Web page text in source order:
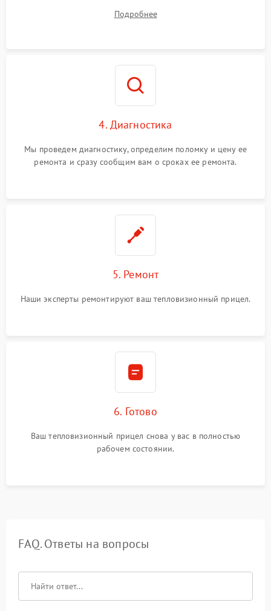
Подробнее
4. Диагностика
Мы проведем диагностику, определим поломку и цену ее
ремонта и сразу сообщим вам о сроках ее ремонта.
5. Ремонт
Наши эксперты ремонтируют ваш тепловизионный прицел.
6. Готово
Ваш тепловизионный прицел снова у вас в полностью
рабочем состоянии.
FAQ. Ответы на вопросы